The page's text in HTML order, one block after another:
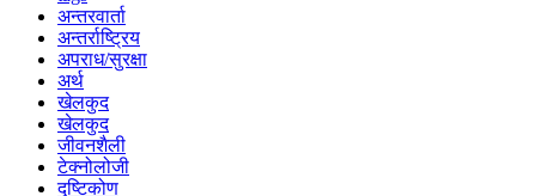
अन्तरवार्ता
अन्तर्राष्ट्रिय
अपराध/सुरक्षा
अर्थ
खेलकुद
खेलकुद
जीवनशैली
टेक्नोलोजी
दृष्टिकोण